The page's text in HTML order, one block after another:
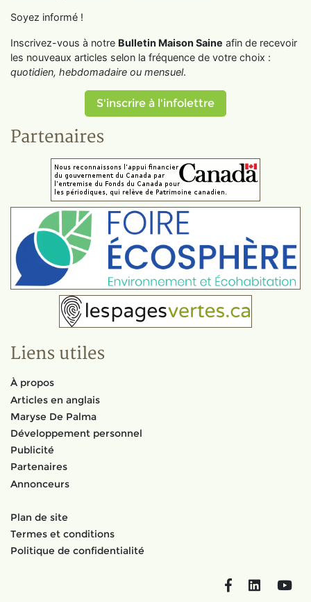
Soyez informé !
Inscrivez-vous à notre Bulletin Maison Saine afin de recevoir
les nouveaux articles selon la fréquence de votre choix :
quotidien, hebdomadaire ou mensuel.
S'inscrire à l'infolettre
Partenaires
Liens utiles
À propos
Articles en anglais
Maryse De Palma
Développement personnel
Publicité
Partenaires
Annonceurs
Plan de site
Termes et conditions
Politique de confidentialité
FacebookLinkedIn